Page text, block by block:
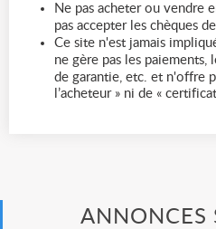
Ne pas acheter ou vendre
pas accepter les chèques
Ce site n'est jamais
ne gère pas les paiements,
de garantie, etc. et n'offre
l’acheteur » ni de «
ANNONCES